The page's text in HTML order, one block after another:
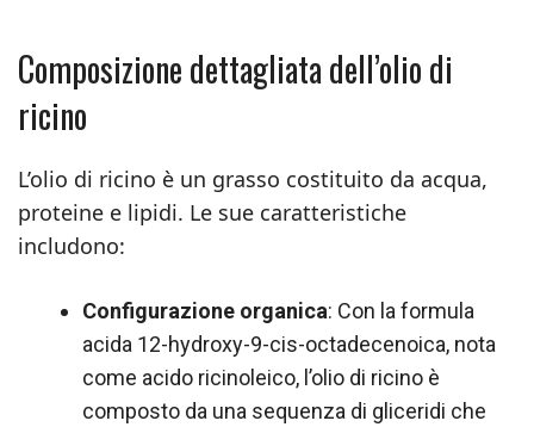
Composizione dettagliata dell’olio di
ricino
L’olio di ricino è un grasso costituito da acqua,
proteine e lipidi. Le sue caratteristiche
includono:
Configurazione organica: Con la formula
acida 12-hydroxy-9-cis-octadecenoica, nota
come acido ricinoleico, l’olio di ricino è
composto da una sequenza di gliceridi che